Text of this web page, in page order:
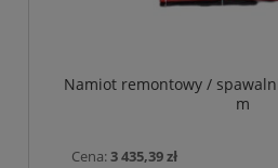
Namiot remontowy /
m
Cena:3 435,39 zł